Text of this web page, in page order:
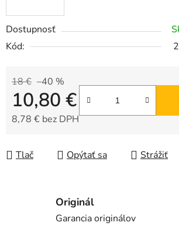
Dostupnosť
Kód:
18 € –40 %
10,80 €
8,78 € bez DPH
Tlač Opýtať sa Strážiť
Originál
Garancia originálov